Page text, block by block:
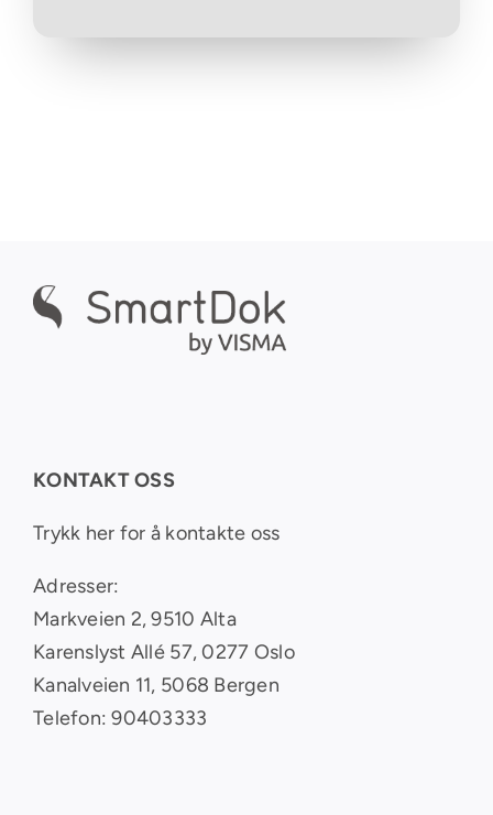
KONTAKT OSS
Trykk her for å kontakte oss
Adresser:
Markveien 2, 9510 Alta
Karenslyst Allé 57, 0277 Oslo
Kanalveien 11, 5068 Bergen
Telefon: 90403333